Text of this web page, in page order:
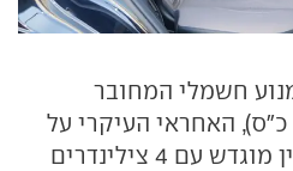
חשמלי המחובר
לגלגלים הקדמיים (204 כ"ס), האחראי העיקרי על
ההנעה, ולצידו מנוע בנזין מוגדש עם 4 צילינדרים